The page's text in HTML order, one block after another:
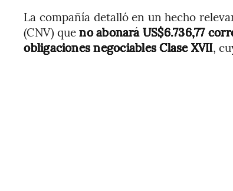
La compañía detalló en un hecho
(CNV) queno abonará US$6.736,77
obligaciones negociables Clase XVII,